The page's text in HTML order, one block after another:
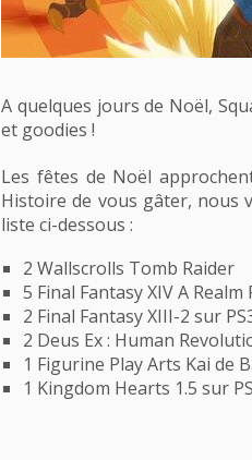
A quelques jours de Noël,
et goodies !
Les fêtes de Noël
Histoire de vous gâter, nous
liste ci-dessous :
2 Wallscrolls Tomb Raider
5 Final Fantasy XIV A
2 Final Fantasy XIII-2 sur
2 Deus Ex : Human
1 Figurine Play Arts Kai de
1 Kingdom Hearts 1.5 sur